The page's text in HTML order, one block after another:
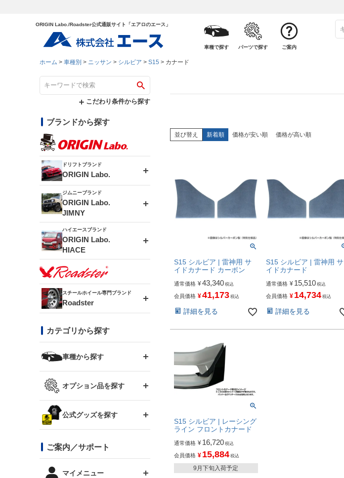
ORIGIN Labo./Roadster公式通販サイト「エアロのエース」
車種で探す パーツで探す ご案内
ホーム 車種別 ニッサン シルビア S15 カナード
こだわり条件から探す
ブランドから探す
ドリフトブランド
ORIGIN Labo.
エアロシリーズ
ドリフトライン
風神(180SX)
雷神(S15)
龍神(チェイサー)
レーシングライン
アタックライン
ストリームライン
スタイリッシュライン
フロントフェンダー
リアフェンダー
ブラッシュフェンダー
コンバットアイ
GTウイング
リアウイング
ルーフウイング
ボンネット
カナード
ジムニーブランド
ORIGIN Labo.
JIMNY
アルミホイール
MUD-ZEUS
アルミホイール
MUD-SR7
MUD-S7
ボンネット
フェンダー
サイドパーツ
リアウイング
ハイエースブランド
ORIGIN Labo.
HIACE
エアロシリーズ
LUX MODEL SP
LUX MODEL
RUGGER MODEL
GROUND MODEL
PHANTOM LIP
DTM:exclusive
オーバーフェンダー
リアウイング
スムージングバンパー
ワイパーガード
内装パーツ
スチールホイール専門ブランド
Roadster
DAYTONA-RS
DAYTONA-RS NEO
まつど家 鉄漢
まつど家 鉄心
まつど家 鉄八
カテゴリから探す
車種から探す
トヨタ
シルビア S13
シルビア S14 前期
スズキ
RX-7
スバル
BRZ
レクサス
オプション品を探す
GTウイング用ラダー
コンバットアイ用ライト
オプションタイヤ
公式グッズを探す
ステッカー
トップス(半袖)
ご案内／サポート
マイメニュー
並び替え 新着順 価格が安い順 価格が高い順
S15 シルビア | 雷神用 サ
イドカナード カーボン
通常価格 ¥43,340 税込
会員価格 ¥41,173 税込
詳細を見る
S15 シルビア | 雷神用 サ
イドカナード
通常価格 ¥ 15,510 税込
会員価格 ¥ 14,734 税込
詳細を見る
S15 シルビア | レーシング
ライン フロントカナード
通常価格 ¥ 16,720 税込
会員価格 ¥ 15,884 税込
9月下旬入荷予定